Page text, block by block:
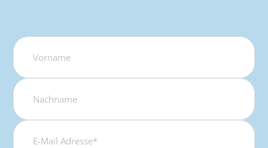
Name
E-
Mail
Adresse*